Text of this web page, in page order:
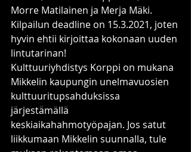
Morre Matilainen ja Merja Mäki.
Kilpailun deadline on 15.3.2021, joten
hyvin ehtii kirjoittaa kokonaan uuden
lintutarinan!
Kulttuuriyhdistys Korppi on mukana
Mikkelin kaupungin unelmavuosien
kulttuuritupsahduksissa
järjestämällä
keskiaikahahmotyöpajan. Jos satut
liikkumaan Mikkelin suunnalla, tule